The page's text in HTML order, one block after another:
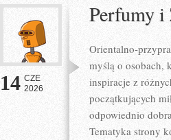
14 CZE
2026
Perfumy i
Orientalno-
myślą o osobach,
inspiracje z
początkujących
odpowiednio
Tematyka strony